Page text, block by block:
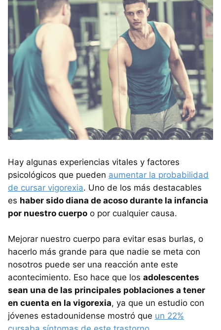
Hay algunas experiencias vitales y factores
psicológicos que pueden aumentar la probabilidad
de cursar vigorexia. Uno de los más destacables
es haber sido diana de acoso durante la infancia
por nuestro cuerpo o por cualquier causa.
Mejorar nuestro cuerpo para evitar esas burlas, o
hacerlo más grande para que nadie se meta con
nosotros puede ser una reacción ante este
acontecimiento. Eso hace que los adolescentes
sean una de las principales poblaciones a tener
en cuenta en la vigorexia, ya que un estudio con
jóvenes estadounidense mostró que un 22%